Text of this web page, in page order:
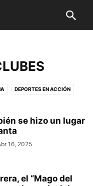
DEPORTES EN ACCIÓN
FÚTBOL FEMENINO
INICIO
OPINIÓN
se hizo un lugar
16, 2025
el “Mago del